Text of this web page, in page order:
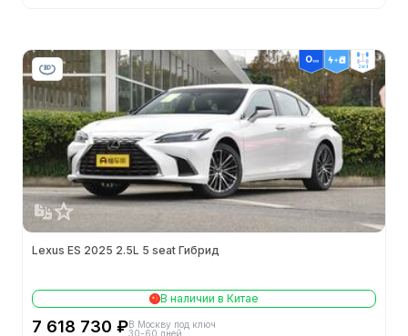
Колея задних колес (мм) 1609
Минимальный радиус поворота 5.8m
Минимальный дорожный просвет (мм) -
Способ открытия дверей -
Тип кузова -
Конфигурация цилиндров
2wd
Lexus ES 2025 2.5L 5 seat Гибрид
В наличии в Китае
7 618 730 ₽В Москву под ключ
30-60 дней